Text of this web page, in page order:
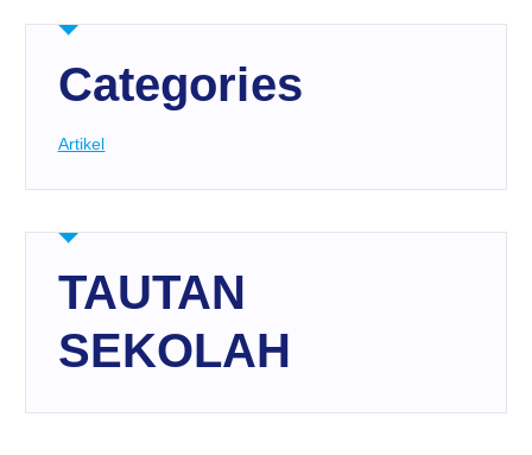
Categories
Artikel
TAUTAN
SEKOLAH